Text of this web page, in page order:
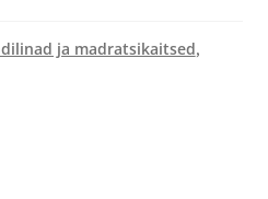
ja madratsikaitsed,